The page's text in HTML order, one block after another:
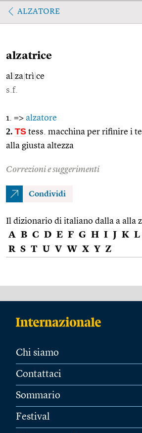
ALZATORE
alzatrice
al za trì ce
s.f.
1. => alzatore
2. TS tess. macchina per rifinire i
alla giusta altezza
Correzioni e suggerimenti
Condividi
Il dizionario di italiano dalla a alla z
A B C D E F G H I J K L
R S T U V W X Y Z
Chi siamo
Contattaci
Sommario
Festival